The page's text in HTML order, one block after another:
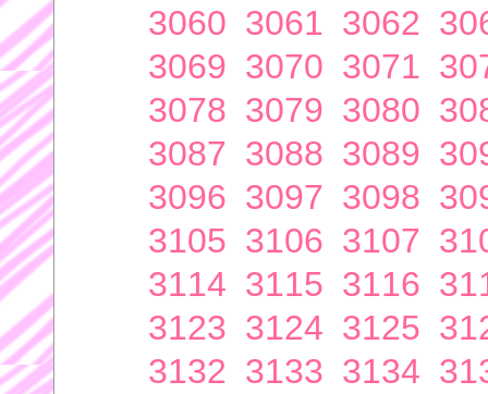
3060 3061 3062
3069 3070 3071
3078 3079 3080
3087 3088 3089
3096 3097 3098
3105 3106 3107
3114 3115 3116
3123 3124 3125
3132 3133 3134